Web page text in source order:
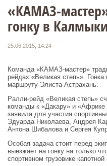
«КАМАЗ-
гонку в
25.06.2015, 14:24
Команда «КАМАЗ-мастер»
рейдах «Великая степь».
маршруту Элиста-Астрахань.
Ралли-рейд «Великая степь»
команды к «Дакару» и
заявила для участия
Эдуарда Николаева, Андрея
Антона Шибалова и Сергея
Особая задача стоит перед
выезжает на гонку на только
спортивном грузовике